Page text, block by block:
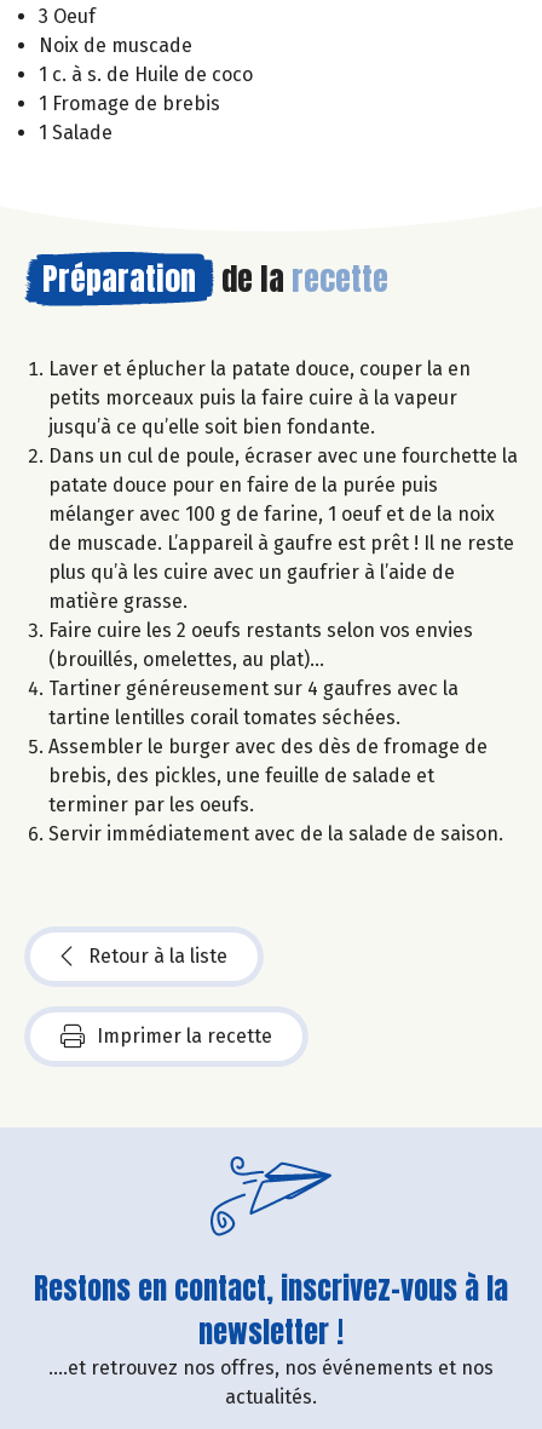
3 Oeuf
Noix de muscade
1 c. à s. de Huile de coco
1 Fromage de brebis
1 Salade
Préparation de la recette
Laver et éplucher la patate douce, couper la en
petits morceaux puis la faire cuire à la vapeur
jusqu’à ce qu’elle soit bien fondante.
Dans un cul de poule, écraser avec une fourchette la
patate douce pour en faire de la purée puis
mélanger avec 100 g de farine, 1 oeuf et de la noix
de muscade. L’appareil à gaufre est prêt ! Il ne reste
plus qu’à les cuire avec un gaufrier à l’aide de
matière grasse.
Faire cuire les 2 oeufs restants selon vos envies
(brouillés, omelettes, au plat)…
Tartiner généreusement sur 4 gaufres avec la
tartine lentilles corail tomates séchées.
Assembler le burger avec des dès de fromage de
brebis, des pickles, une feuille de salade et
terminer par les oeufs.
Servir immédiatement avec de la salade de saison.
Retour à la liste
Imprimer la recette
Restons en contact, inscrivez-vous à la
newsletter !
....et retrouvez nos offres, nos événements et nos
actualités.